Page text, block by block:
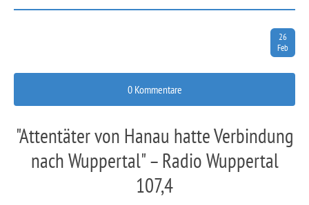
26
Feb
0 Kommentare
"Attentäter von Hanau hatte Verbindung
nach Wuppertal" – Radio Wuppertal
107,4